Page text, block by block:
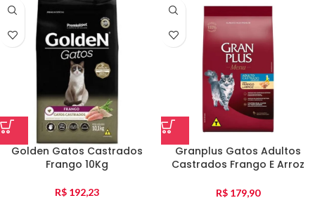
Golden Gatos Castrados
Frango 10Kg
R$ 192,23
Granplus Gatos Adultos
Castrados Frango E Arroz
R$ 179,90